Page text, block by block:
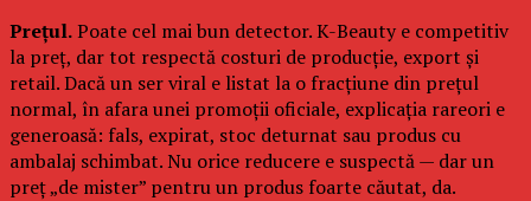
Prețul.Poate cel mai bun detector. K-Beauty e competitiv
la preț, dar tot respectă costuri de producție, export și
retail. Dacă un ser viral e listat la o fracțiune din prețul
normal, în afara unei promoții oficiale, explicația rareori e
generoasă: fals, expirat, stoc deturnat sau produs cu
ambalaj schimbat. Nu orice reducere e suspectă — dar un
preț „de mister” pentru un produs foarte căutat, da.